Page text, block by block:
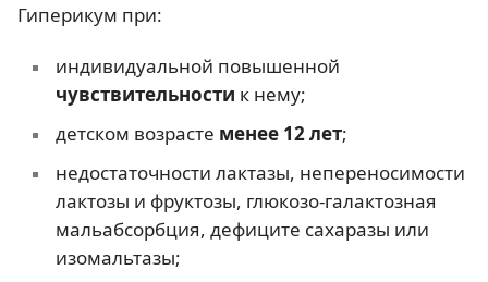
Гиперикум при:
индивидуальной повышенной
чувствительности к нему;
детском возрасте менее 12 лет;
недостаточности лактазы, непереносимости
лактозы и фруктозы, глюкозо-галактозная
мальабсорбция, дефиците сахаразы или
изомальтазы;